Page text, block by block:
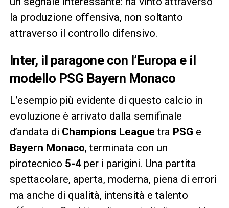
la produzione offensiva, non soltanto
attraverso il controllo difensivo.
Inter, il paragone con l’Europa e il
modello PSG Bayern Monaco
L’esempio più evidente di questo calcio in
evoluzione è arrivato dalla semifinale
d’andata di Champions League tra PSG e
Bayern Monaco, terminata con un
pirotecnico 5-4per i parigini. Una partita
spettacolare, aperta, moderna, piena di errori
ma anche di qualità, intensità e talento